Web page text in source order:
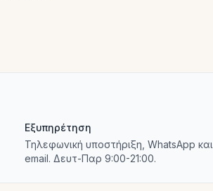
Εξυπηρέτηση
Τηλεφωνική υποστήριξη, WhatsApp και
email. Δευτ-Παρ 9:00-21:00.